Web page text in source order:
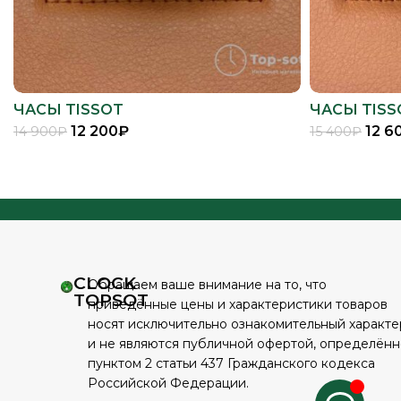
ЧАСЫ TISSOT
14 900₽ 12 200₽
ЧАСЫ
15 400₽ 12
CLOCK
TOPSOT
Обращаем ваше внимание на то, что
приведённые цены и характеристики товаров
носят исключительно ознакомительный
и не являются публичной офертой,
пунктом 2 статьи 437 Гражданского кодекса
Российской Федерации.